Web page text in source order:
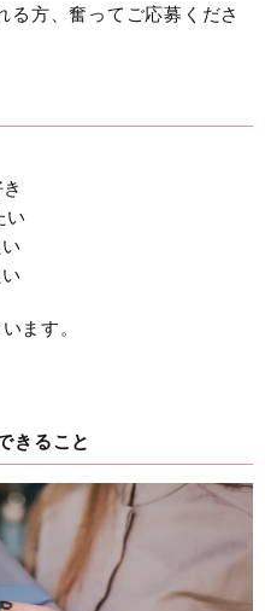
る方、奮ってご応募くださ
い
ます。
きること